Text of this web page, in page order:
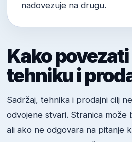
nadovezuje na drugu.
Kako
tehniku i
Sadržaj, tehnika i prodajni cilj
odvojene stvari. Stranica može
ali ako ne odgovara na pitanje